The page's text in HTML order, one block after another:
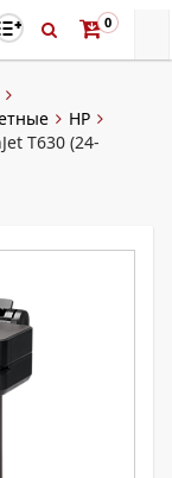
0
HP
T630 (24-